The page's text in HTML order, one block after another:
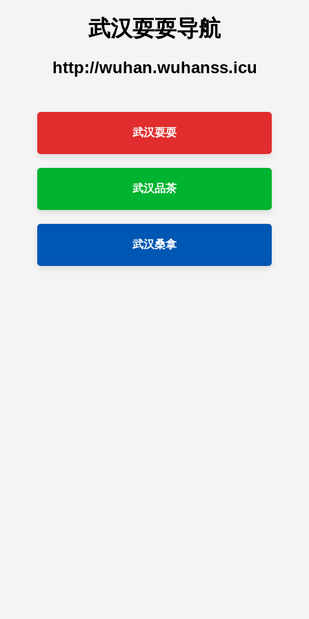
武汉耍耍导航
http://wuhan.wuhanss.icu
武汉耍耍
武汉品茶
武汉桑拿